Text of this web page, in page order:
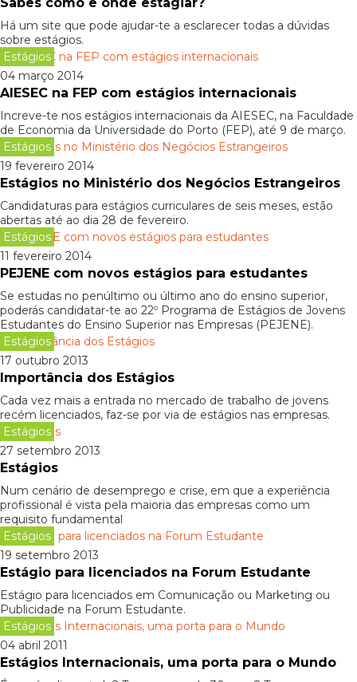
Há um site que pode ajudar-te a esclarecer todas a dúvidas
sobre estágios.
Estágios
04 março 2014
AIESEC na FEP com estágios internacionais
Increve-te nos estágios internacionais da AIESEC, na Faculdade
de Economia da Universidade do Porto (FEP), até 9 de março.
Estágios
19 fevereiro 2014
Estágios no Ministério dos Negócios Estrangeiros
Candidaturas para estágios curriculares de seis meses, estão
abertas até ao dia 28 de fevereiro.
Estágios
11 fevereiro 2014
PEJENE com novos estágios para estudantes
Se estudas no penúltimo ou último ano do ensino superior,
poderás candidatar-te ao 22º Programa de Estágios de Jovens
Estudantes do Ensino Superior nas Empresas (PEJENE).
Estágios
17 outubro 2013
Importância dos Estágios
Cada vez mais a entrada no mercado de trabalho de jovens
recém licenciados, faz-se por via de estágios nas empresas.
Estágios
27 setembro 2013
Estágios
Num cenário de desemprego e crise, em que a experiência
profissional é vista pela maioria das empresas como um
requisito fundamental
Estágios
19 setembro 2013
Estágio para licenciados na Forum Estudante
Estágio para licenciados em Comunicação ou Marketing ou
Publicidade na Forum Estudante.
Estágios
04 abril 2011
Estágios Internacionais, uma porta para o Mundo